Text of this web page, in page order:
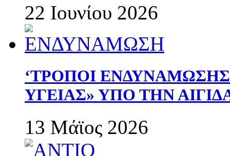
22 Ιουνίου 2026
‘ΤΡΟΠΟΙ
ΥΓΕΙΑΣ» ΥΠΟ ΤΗΝ
13 Μάϊος 2026